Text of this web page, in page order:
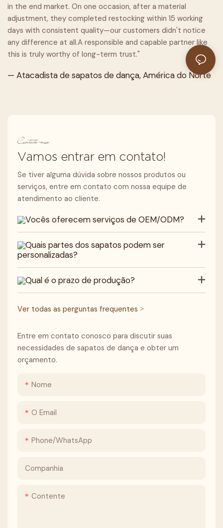
in the end market. On one occasion, after a material
adjustment, they completed restocking within 15 working
days with consistent quality—our customers didn't notice
any difference at all.A responsible and capable partner like
this is truly worthy of long-term trust."
— Atacadista de sapatos de dança, América do Norte
Contate-nos
Vamos entrar em contato!
Se tiver alguma dúvida sobre nossos produtos ou
serviços, entre em contato com nossa equipe de
atendimento ao cliente.
Vocês oferecem serviços de OEM/ODM?
Quais partes dos sapatos podem ser
personalizadas?
Qual é o prazo de produção?
Ver todas as perguntas frequentes >
Entre em contato conosco para discutir suas
necessidades de sapatos de dança e obter um
orçamento.
Nome
O Email
Phone/whatsApp
Companhia
Contente